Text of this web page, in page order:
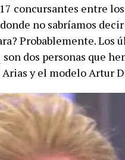
concursantes entre
no sabríamos
Probablemente. Los
son dos personas que
y el modelo Artur